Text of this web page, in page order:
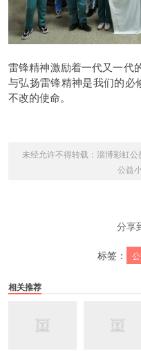
雷锋精神激励着一代又一代
与弘扬雷锋精神是我们的必
不改的使命。
未经允许不得转载： 淄博彩虹公
公益
分享
标签：
相关推荐